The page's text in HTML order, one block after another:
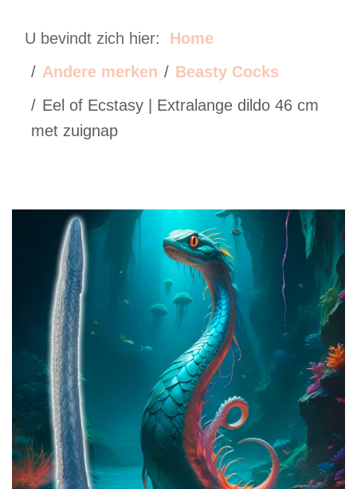
U bevindt zich hier: Home
Andere merken
Beasty Cocks
Eel of Ecstasy | Extralange dildo 46 cm
met zuignap